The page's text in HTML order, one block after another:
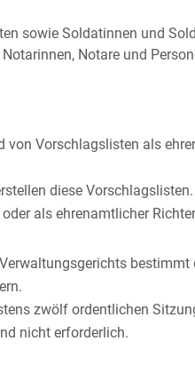
sowie Soldatinnen und
Notare und
von Vorschlagslisten als
diese Vorschlagslisten.
als ehrenamtlicher
zwölf ordentlichen
nicht erforderlich.